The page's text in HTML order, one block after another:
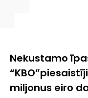
Nekustamo
“KBO”
miljonus eiro